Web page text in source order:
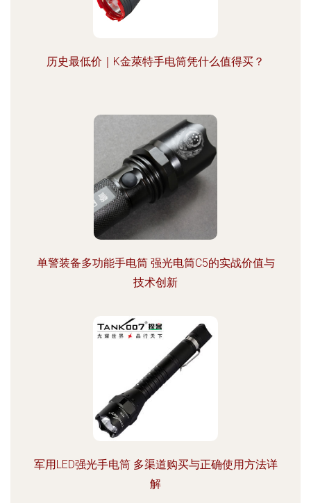
历史最低价｜K金萊特手电筒凭什么值得买？
单警装备多功能手电筒 强光电筒C5的实战价值与
技术创新
军用LED强光手电筒 多渠道购买与正确使用方法详
解